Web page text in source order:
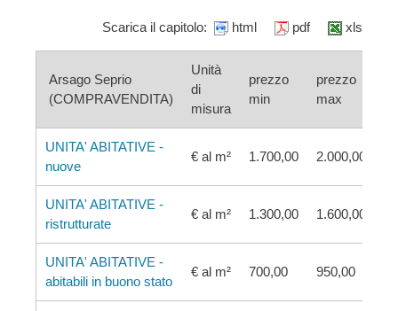
Scarica il capitolo: html pdf xls
Arsago Seprio
(COMPRAVENDITA)
Unità
di
misura
prezzo
min
prezzo
max
UNITA' ABITATIVE -
nuove
€ al m² 1.700,00 2.000,00
UNITA' ABITATIVE -
ristrutturate
€ al m² 1.300,00 1.600,00
UNITA' ABITATIVE -
abitabili in buono stato
€ al m² 700,00 950,00